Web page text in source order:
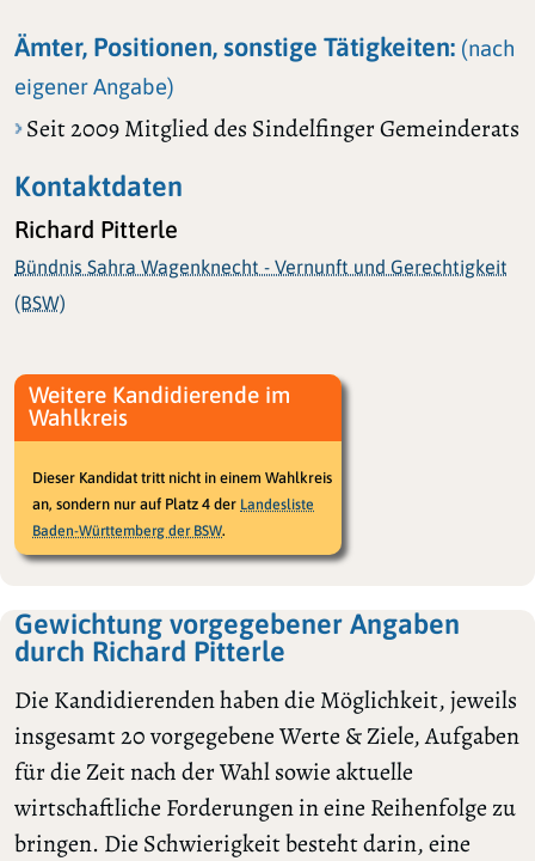
Ämter, Positionen, sonstige Tätigkeiten: (nach
eigener Angabe)
Seit 2009 Mitglied des Sindelfinger Gemeinderats
Kontaktdaten
Richard Pitterle
Bündnis Sahra Wagenknecht - Vernunft und Gerechtigkeit
(BSW)
Weitere Kandidierende im
Wahlkreis
Dieser Kandidat tritt nicht in einem Wahlkreis
an, sondern nur auf Platz 4 der Landesliste
Baden-Württemberg der BSW.
Gewichtung vorgegebener Angaben
durch Richard Pitterle
Die Kandidierenden haben die Möglichkeit, jeweils
insgesamt 20 vorgegebene Werte & Ziele, Aufgaben
für die Zeit nach der Wahl sowie aktuelle
wirtschaftliche Forderungen in eine Reihenfolge zu
bringen. Die Schwierigkeit besteht darin, eine